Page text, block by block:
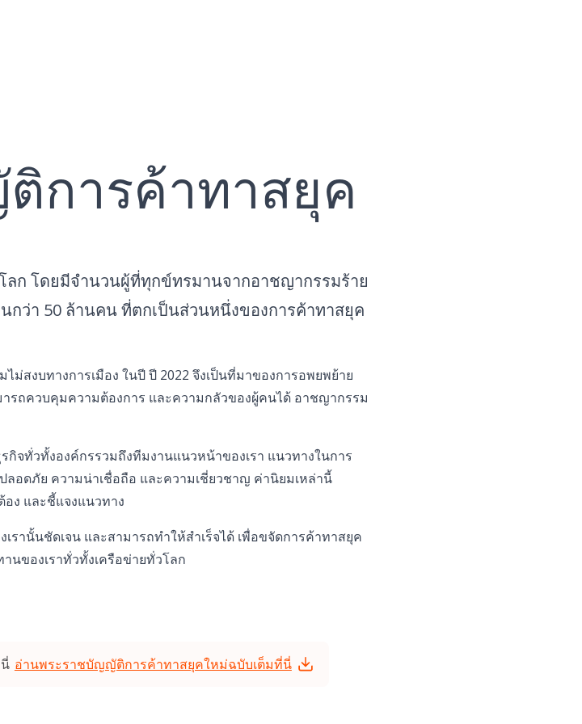
การค้าทาสยุค
ลก โดยมีจำนวนผู้ที่ทุกข์ทรมานจากอาชญากรรมร้าย
กว่า 50 ล้านคน ที่ตกเป็นส่วนหนึ่งของการค้าทาสยุค
สงบทางการเมือง ในปี ปี 2022 จึงเป็นที่มาของการอพยพย้าย
ถควบคุมความต้องการ และความกลัวของผู้คนได้ อาชญากรรม
กิจทั่วทั้งองค์กรรวมถึงทีมงานแนวหน้าของเรา แนวทางในการ
ลอดภัย ความน่าเชื่อถือ และความเชี่ยวชาญ ค่านิยมเหล่านี้
ง และชี้แจงแนวทาง
านั้นชัดเจน และสามารถทำให้สำเร็จได้ เพื่อขจัดการค้าทาสยุค
ของเราทั่วทั้งเครือข่ายทั่วโลก
อ่านพระราชบัญญัติการค้าทาสยุคใหม่ฉบับเต็มที่นี่